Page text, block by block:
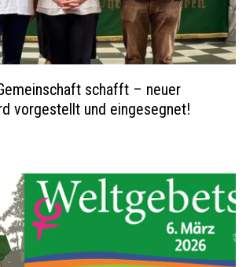
schafft – neuer
vorgestellt und eingesegnet!